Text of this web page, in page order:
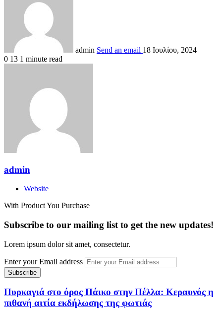
admin Send an email 18 Ιουλίου, 2024
0 13 1 minute read
admin
Website
With Product You Purchase
Subscribe to our mailing list to get the new updates!
Lorem ipsum dolor sit amet, consectetur.
Enter your Email address
Πυρκαγιά στο όρος Πάικο στην Πέλλα: Κεραυνός η
πιθανή αιτία εκδήλωσης της φωτιάς